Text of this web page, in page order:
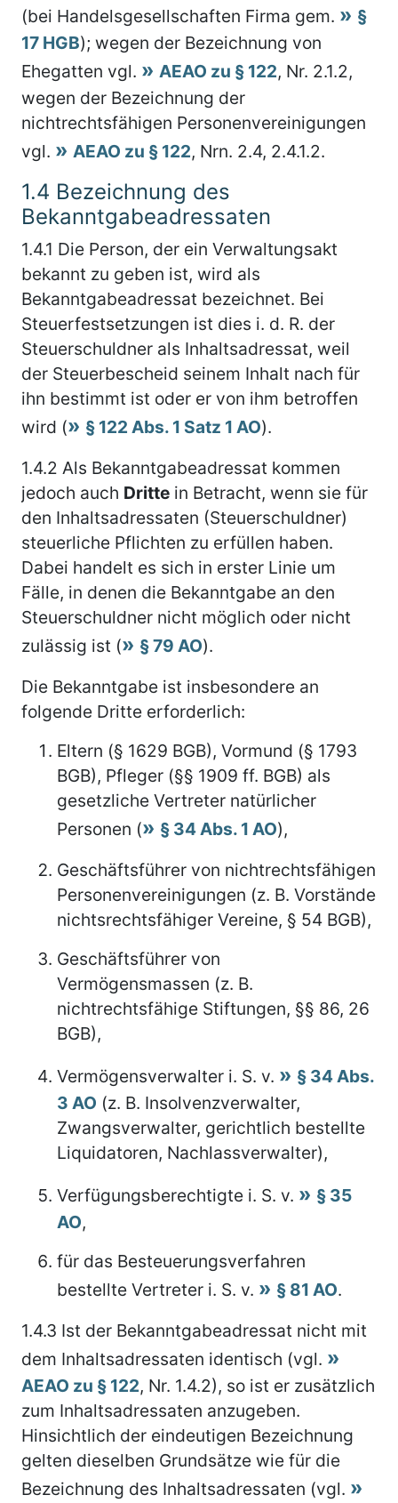
(bei Handelsgesellschaften Firma gem.
§
17 HGB); wegen der Bezeichnung von
Ehegatten vgl.
AEAO zu § 122, Nr. 2.1.2,
wegen der Bezeichnung der
nichtrechtsfähigen Personenvereinigungen
vgl.
AEAO zu § 122, Nrn. 2.4, 2.4.1.2.
1.4 Bezeichnung des
Bekanntgabeadressaten
1.4.1 Die Person, der ein Verwaltungsakt
bekannt zu geben ist, wird als
Bekanntgabeadressat bezeichnet. Bei
Steuerfestsetzungen ist dies i. d. R. der
Steuerschuldner als Inhaltsadressat, weil
der Steuerbescheid seinem Inhalt nach für
ihn bestimmt ist oder er von ihm betroffen
wird (
§ 122 Abs. 1 Satz 1 AO).
1.4.2 Als Bekanntgabeadressat kommen
jedoch auch Dritte in Betracht, wenn sie für
den Inhaltsadressaten (Steuerschuldner)
steuerliche Pflichten zu erfüllen haben.
Dabei handelt es sich in erster Linie um
Fälle, in denen die Bekanntgabe an den
Steuerschuldner nicht möglich oder nicht
zulässig ist (
§ 79 AO).
Die Bekanntgabe ist insbesondere an
folgende Dritte erforderlich:
Eltern (§ 1629 BGB), Vormund (§ 1793
BGB), Pfleger (§§ 1909 ff. BGB) als
gesetzliche Vertreter natürlicher
Personen (
§ 34 Abs. 1 AO),
Geschäftsführer von nichtrechtsfähigen
Personenvereinigungen (z. B. Vorstände
nichtsrechtsfähiger Vereine, § 54 BGB),
Geschäftsführer von
Vermögensmassen (z. B.
nichtrechtsfähige Stiftungen, §§ 86, 26
BGB),
Vermögensverwalter i. S. v.
§ 34 Abs.
3 AO (z. B. Insolvenzverwalter,
Zwangsverwalter, gerichtlich bestellte
Liquidatoren, Nachlassverwalter),
Verfügungsberechtigte i. S. v.
§ 35
AO,
für das Besteuerungsverfahren
bestellte Vertreter i. S. v.
§ 81 AO.
1.4.3 Ist der Bekanntgabeadressat nicht mit
dem Inhaltsadressaten identisch (vgl.
AEAO zu § 122, Nr. 1.4.2), so ist er zusätzlich
zum Inhaltsadressaten anzugeben.
Hinsichtlich der eindeutigen Bezeichnung
gelten dieselben Grundsätze wie für die
Bezeichnung des Inhaltsadressaten (vgl.